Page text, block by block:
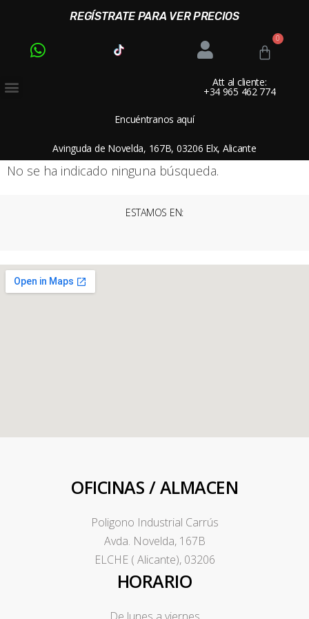
REGÍSTRATE PARA VER PRECIOS
Att al cliente:
+34 965 462 774
Encuéntranos aquí
Avinguda de Novelda, 167B, 03206 Elx, Alicante
No se ha indicado ninguna búsqueda.
ESTAMOS EN:
OFICINAS / ALMACEN
Poligono Industrial Carrús
Avda. Novelda, 167B
ELCHE ( Alicante), 03206
HORARIO